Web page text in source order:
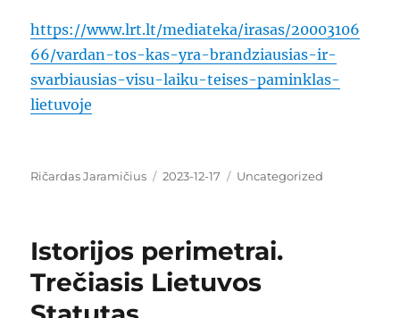
https://www.lrt.lt/mediateka/irasas/20003106
66/vardan-tos-kas-yra-brandziausias-ir-
svarbiausias-visu-laiku-teises-paminklas-
lietuvoje
Author
Ričardas Jaramičius
Posted
2023-12-17 Categories
Uncategorized
Istorijos perimetrai.
Trečiasis Lietuvos